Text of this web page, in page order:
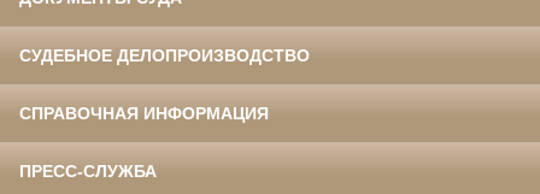
СУДЕБНОЕ ДЕЛОПРОИЗВОДСТВО
СПРАВОЧНАЯ ИНФОРМАЦИЯ
ПРЕСС-СЛУЖБА